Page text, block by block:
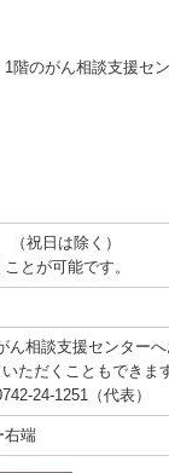
階のがん相談支援セ
祝日は除く）
とが可能です。
ん相談支援センター
ただくこともできま
24-1251（代表）
右端